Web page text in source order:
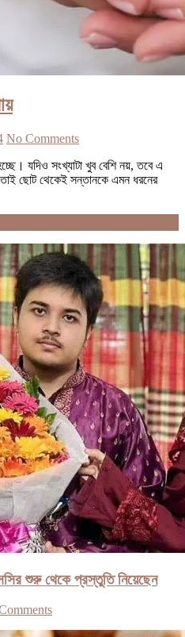
No Comments
যদিও সংখ্যাটা খুব বেশি নয়, তবে এ
ছোট থেকেই সন্তানকে এমন ধরনের
শুরু থেকে প্রস্তুতি নিয়েছেন